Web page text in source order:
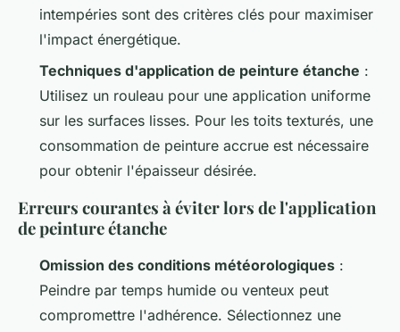
intempéries sont des critères clés pour maximiser
l'impact énergétique.
Techniques d'application de peinture étanche :
Utilisez un rouleau pour une application uniforme
sur les surfaces lisses. Pour les toits texturés, une
consommation de peinture accrue est nécessaire
pour obtenir l'épaisseur désirée.
Erreurs courantes à éviter lors de l'application
de peinture étanche
Omission des conditions météorologiques :
Peindre par temps humide ou venteux peut
compromettre l'adhérence. Sélectionnez une